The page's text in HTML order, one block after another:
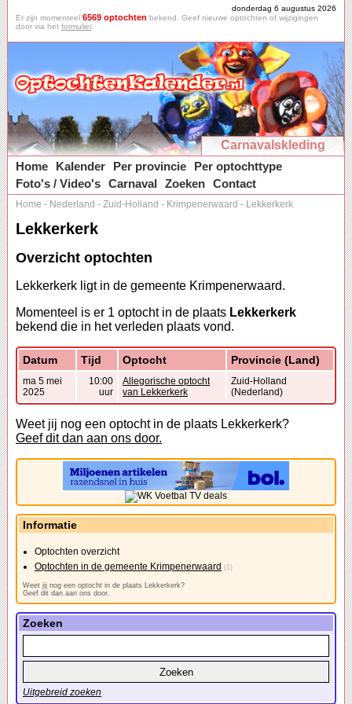
donderdag 6 augustus 2026
Er zijn momenteel 6569 optochten bekend. Geef nieuwe optochten of wijzigingen
door via het formulier.
Carnavalskleding
Home
Kalender Per provincie
Per optochttype
Foto's / Video's Carnaval Zoeken Contact
Home - Nederland - Zuid-Holland - Krimpenerwaard - Lekkerkerk
Lekkerkerk
Overzicht optochten
Lekkerkerk ligt in de gemeente Krimpenerwaard.
Momenteel is er 1 optocht in de plaats Lekkerkerk
bekend die in het verleden plaats vond.
Datum Tijd Optocht Provincie (Land)
ma 5 mei
2025
10:00
uur
Allegorische optocht
van Lekkerkerk
Zuid-Holland
(Nederland)
Weet jij nog een optocht in de plaats Lekkerkerk?
Geef dit dan aan ons door.
Informatie
Optochten overzicht
Optochten in de gemeente Krimpenerwaard (1)
Weet jij nog een optocht in de plaats Lekkerkerk?
Geef dit dan aan ons door.
Zoeken
Uitgebreid zoeken